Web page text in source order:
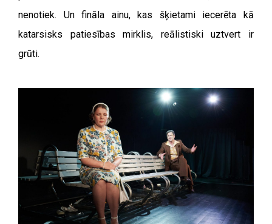
nenotiek. Un fināla ainu, kas šķietami iecerēta kā
katarsisks patiesības mirklis, reālistiski uztvert ir
grūti.